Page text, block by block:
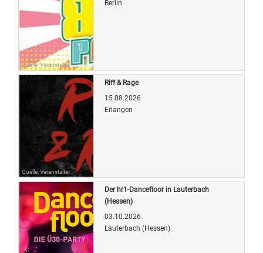
Quelle: Veranstalter
Berlin
Quelle: Veranstalter
Riff & Rage
15.08.2026
Erlangen
Der hr1-Dancefloor in Lauterbach
(Hessen)
03.10.2026
Lauterbach (Hessen)